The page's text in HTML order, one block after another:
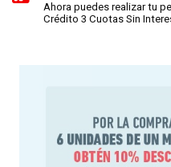
Recuerda que al realizar
comprobante al correo